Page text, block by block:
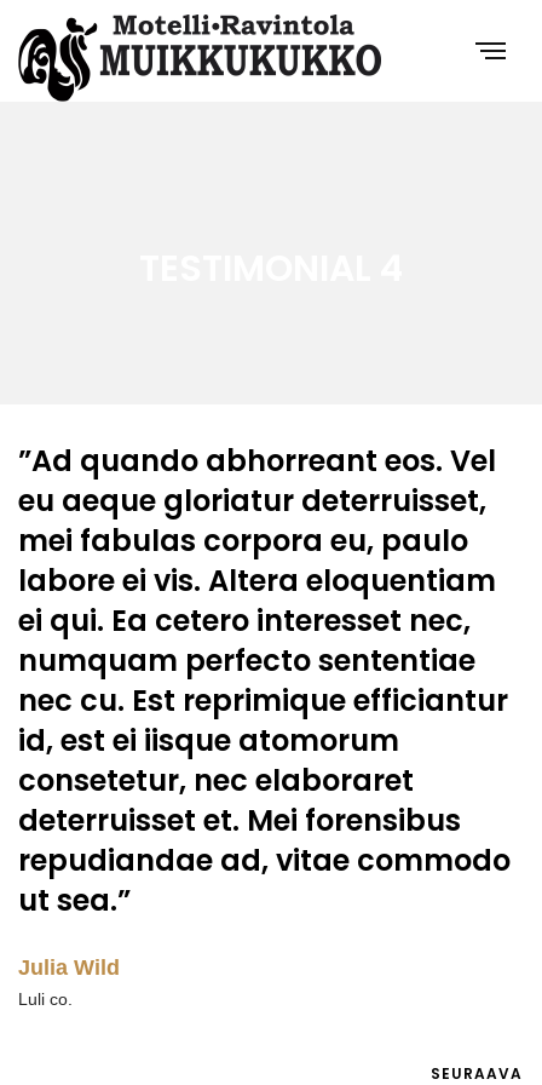
”Ad quando abhorreant eos. Vel
eu aeque gloriatur deterruisset,
mei fabulas corpora eu, paulo
labore ei vis. Altera eloquentiam
ei qui. Ea cetero interesset nec,
numquam perfecto sententiae
nec cu. Est reprimique efficiantur
id, est ei iisque atomorum
consetetur, nec elaboraret
deterruisset et. Mei forensibus
repudiandae ad, vitae commodo
ut sea.”
Julia Wild
Luli co.
SEURAAVA